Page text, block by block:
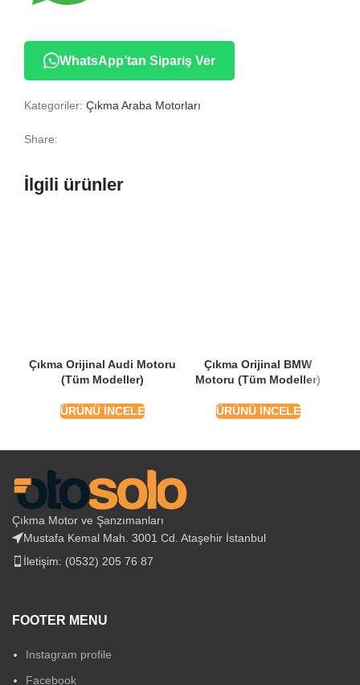
WhatsApp’tan Sipariş Ver
Kategoriler: Çıkma Araba Motorları
Share:
İlgili ürünler
Çıkma Orijinal Audi Motoru
(Tüm Modeller)
ÜRÜNÜ İNCELE
Çıkma Orijinal BMW
Motoru (Tüm Modeller)
ÜRÜNÜ İNCELE
Çıkma Motor ve Şanzımanları
Mustafa Kemal Mah. 3001 Cd. Ataşehir İstanbul
İletişim: (0532) 205 76 87
FOOTER MENU
Instagram profile
Facebook